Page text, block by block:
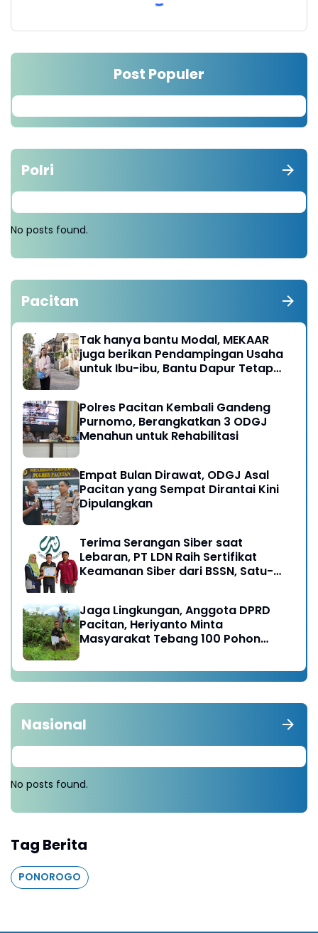
Post Populer
Polri
No posts found.
Pacitan
Tak hanya bantu Modal, MEKAAR
juga berikan Pendampingan Usaha
untuk Ibu-ibu, Bantu Dapur Tetap
Polres Pacitan Kembali Gandeng
Purnomo, Berangkatkan 3 ODGJ
Menahun untuk Rehabilitasi
Empat Bulan Dirawat, ODGJ Asal
Pacitan yang Sempat Dirantai Kini
Dipulangkan
Terima Serangan Siber saat
Lebaran, PT LDN Raih Sertifikat
Keamanan Siber dari BSSN, Satu-
Jaga Lingkungan, Anggota DPRD
Pacitan, Heriyanto Minta
Masyarakat Tebang 100 Pohon
Nasional
No posts found.
Tag Berita
PONOROGO